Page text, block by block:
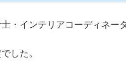
・インテリアコーディネー
した。